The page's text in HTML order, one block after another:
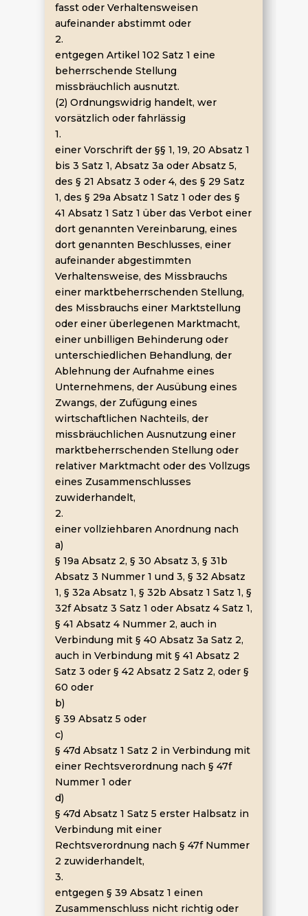
fasst oder Verhaltensweisen
aufeinander abstimmt oder
2.
entgegen Artikel 102 Satz 1 eine
beherrschende Stellung
missbräuchlich ausnutzt.
(2) Ordnungswidrig handelt, wer
vorsätzlich oder fahrlässig
1.
einer Vorschrift der §§ 1, 19, 20 Absatz 1
bis 3 Satz 1, Absatz 3a oder Absatz 5,
des § 21 Absatz 3 oder 4, des § 29 Satz
1, des § 29a Absatz 1 Satz 1 oder des §
41 Absatz 1 Satz 1 über das Verbot einer
dort genannten Vereinbarung, eines
dort genannten Beschlusses, einer
aufeinander abgestimmten
Verhaltensweise, des Missbrauchs
einer marktbeherrschenden Stellung,
des Missbrauchs einer Marktstellung
oder einer überlegenen Marktmacht,
einer unbilligen Behinderung oder
unterschiedlichen Behandlung, der
Ablehnung der Aufnahme eines
Unternehmens, der Ausübung eines
Zwangs, der Zufügung eines
wirtschaftlichen Nachteils, der
missbräuchlichen Ausnutzung einer
marktbeherrschenden Stellung oder
relativer Marktmacht oder des Vollzugs
eines Zusammenschlusses
zuwiderhandelt,
2.
einer vollziehbaren Anordnung nach
a)
§ 19a Absatz 2, § 30 Absatz 3, § 31b
Absatz 3 Nummer 1 und 3, § 32 Absatz
1, § 32a Absatz 1, § 32b Absatz 1 Satz 1, §
32f Absatz 3 Satz 1 oder Absatz 4 Satz 1,
§ 41 Absatz 4 Nummer 2, auch in
Verbindung mit § 40 Absatz 3a Satz 2,
auch in Verbindung mit § 41 Absatz 2
Satz 3 oder § 42 Absatz 2 Satz 2, oder §
60 oder
b)
§ 39 Absatz 5 oder
c)
§ 47d Absatz 1 Satz 2 in Verbindung mit
einer Rechtsverordnung nach § 47f
Nummer 1 oder
d)
§ 47d Absatz 1 Satz 5 erster Halbsatz in
Verbindung mit einer
Rechtsverordnung nach § 47f Nummer
2 zuwiderhandelt,
3.
entgegen § 39 Absatz 1 einen
Zusammenschluss nicht richtig oder